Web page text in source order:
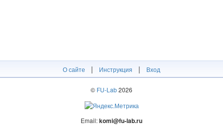
О сайте | Инструкция | Вход
© FU-Lab2026
Email:komi@fu-lab.ru